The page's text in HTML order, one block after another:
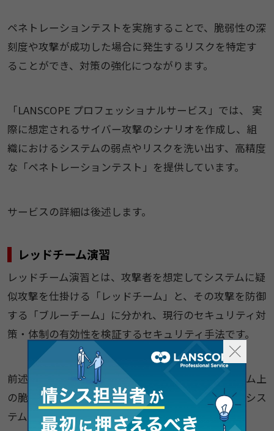
ペネトレーションテストを実施することで、脆弱性の深
刻度や攻撃が成功した場合に発生するリスクを特定す
ることができ、対策の強化につながります。
「LANSCOPE プロフェッショナルサービス」では、 実
際に想定されるサイバー攻撃のシナリオを作成し、組
織におけるシステムの弱点やリスクを洗い出す、高精度
な「ペネトレーションテスト」を提供しています。
サービスの詳細は後述します。
レッドチーム演習
レッドチーム演習とは、攻撃者を想定してシステムに疑
似攻撃を仕掛ける「レッドチーム」と、その攻撃を防御
する「ブルーチーム」に分かれ、現行のセキュリティ対
策・体制の有効性を検証するセキュリティ手法です。
前述したペネトレーションテストはあくまでシステム上
の脆弱性が評価の対象なので、攻撃を仕掛けるのもシス
テム上に限定されています。